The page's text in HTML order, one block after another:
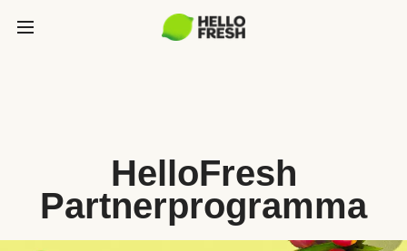
HelloFresh
Partnerprogramma